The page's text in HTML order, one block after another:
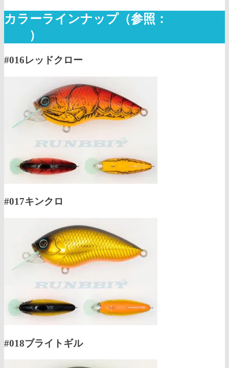
カラーラインナップ（参照：
）
#016レッドクロー
#017キンクロ
#018ブライトギル